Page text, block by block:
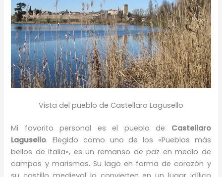
Vista del pueblo de Castellaro Lagusello
Mi favorito personal es el pueblo de Castellaro
Lagusello. Elegido como uno de los «Pueblos más
bellos de Italia», es un remanso de paz en medio de
campos y marismas. Su lago en forma de corazón y